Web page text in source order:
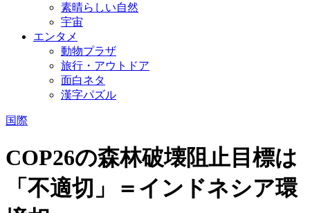
素晴らしい自然
宇宙
エンタメ
動物プラザ
旅行・アウトドア
面白ネタ
漢字パズル
国際
COP26の森林破壊阻止目標は
「不適切」＝インドネシア環